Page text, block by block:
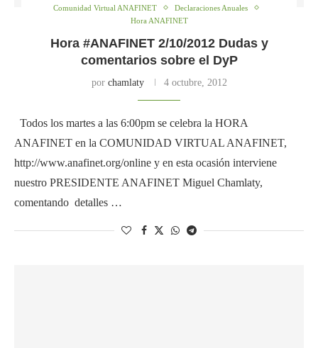
Comunidad Virtual ANAFINET
Declaraciones Anuales
Hora ANAFINET
Hora #ANAFINET 2/10/2012 Dudas y
comentarios sobre el DyP
por chamlaty 4 octubre, 2012
Todos los martes a las 6:00pm se celebra la HORA
ANAFINET en la COMUNIDAD VIRTUAL ANAFINET,
http://www.anafinet.org/online y en esta ocasión interviene
nuestro PRESIDENTE ANAFINET Miguel Chamlaty,
comentando detalles …